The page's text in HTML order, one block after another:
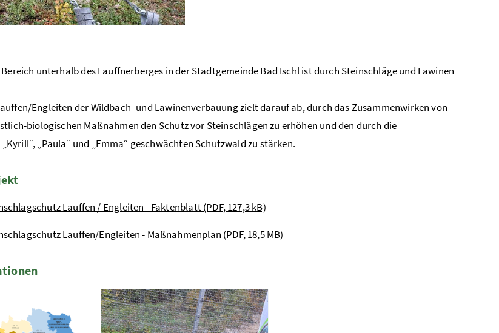
unterhalb des Lauffnerberges in der Stadtgemeinde Bad Ischl ist durch Steinschläge und Lawinen
Engleiten der Wildbach- und Lawinenverbauung zielt darauf ab, durch das Zusammenwirken von
biologischen Maßnahmen den Schutz vor Steinschlägen zu erhöhen und den durch die
„Paula“ und „Emma“ geschwächten Schutzwald zu stärken.
Lauffen / Engleiten - Faktenblatt (PDF, 127,3 kB)
Lauffen/Engleiten - Maßnahmenplan (PDF, 18,5 MB)